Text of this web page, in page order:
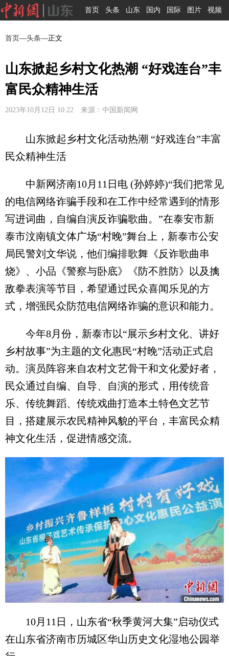
首页 头条 山东 国内 国际 图片 视频
首页—头条—正文
山东掀起乡村文化热潮 “好戏连台”丰
富民众精神生活
2023年10月12日 10:22 来源：中国新闻网
山东掀起乡村文化活动热潮 “好戏连台”丰富
民众精神生活
中新网济南10月11日电 (孙婷婷)“我们把常见
的电信网络诈骗手段和在工作中经常遇到的情形
写进词曲，自编自演反诈骗歌曲。”在泰安市新
泰市汶南镇文体广场“村晚”舞台上，新泰市公安
局民警刘文华说，他们编排歌舞《反诈歌曲串
烧》、小品《警察与卧底》《防不胜防》以及擒
敌拳表演等节目，希望通过民众喜闻乐见的方
式，增强民众防范电信网络诈骗的意识和能力。
今年8月份，新泰市以“展示乡村文化、讲好
乡村故事”为主题的文化惠民“村晚”活动正式启
动。演员阵容来自农村文艺骨干和文化爱好者，
民众通过自编、自导、自演的形式，用传统音
乐、传统舞蹈、传统戏曲打造本土特色文艺节
目，搭建展示农民精神风貌的平台，丰富民众精
神文化生活，促进情感交流。
10月11日，山东省“秋季黄河大集”启动仪式
在山东省济南市历城区华山历史文化湿地公园举